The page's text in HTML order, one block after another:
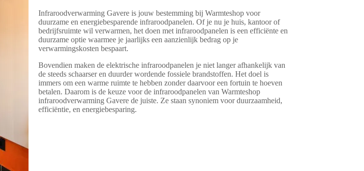
Infraroodverwarming Gavere is jouw bestemming bij Warmteshop voor
duurzame en energiebesparende infraroodpanelen. Of je nu je huis, kantoor of
bedrijfsruimte wil verwarmen, het doen met infraroodpanelen is een efficiënte en
duurzame optie waarmee je jaarlijks een aanzienlijk bedrag op je
verwarmingskosten bespaart.
Bovendien maken de elektrische infraroodpanelen je niet langer afhankelijk van
de steeds schaarser en duurder wordende fossiele brandstoffen. Het doel is
immers om een warme ruimte te hebben zonder daarvoor een fortuin te hoeven
betalen. Daarom is de keuze voor de infraroodpanelen van Warmteshop
infraroodverwarming Gavere de juiste. Ze staan synoniem voor duurzaamheid,
efficiëntie, en energiebesparing.